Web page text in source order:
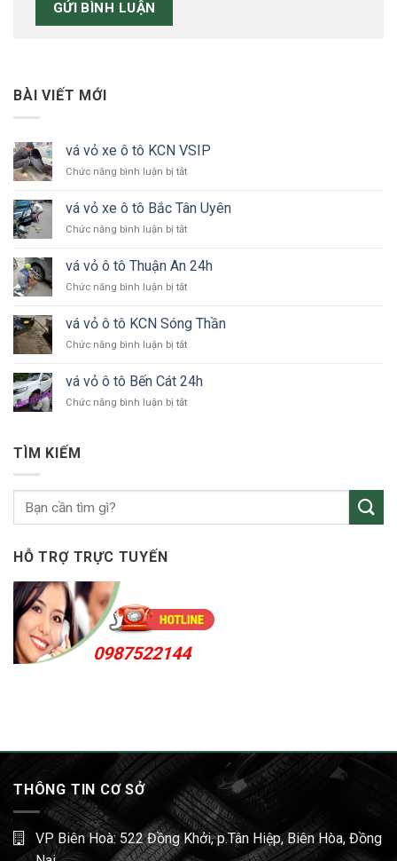
BÀI VIẾT MỚI
vá vỏ xe ô tô KCN VSIP
Chức năng bình luận bị tắtở
vỏ
xe
ô
KCN
vá vỏ xe ô tô Bắc Tân Uyên
Chức năng bình luận bị tắtở
vỏ
xe
ô
Bắc
Tân
Uyên
vá vỏ ô tô Thuận An 24h
Chức năng bình luận bị tắtở
ô
tô
An
vá vỏ ô tô KCN Sóng Thần
Chức năng bình luận bị tắtở
vỏ
ô
tô
vá vỏ ô tô Bến Cát 24h
Chức năng bình luận bị tắtở
Cát
TÌM KIẾM
HỖ TRỢ TRỰC TUYẾN
0987522144
THÔNG TIN CƠ SỞ
VP Biên Hoà: 522 Đồng Khởi, p.Tân Hiệp, Biên Hòa, Đồng